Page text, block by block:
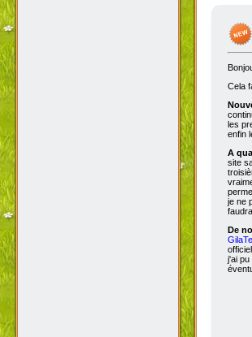
Cela
les
enfin
A
site
je ne
De
j'ai